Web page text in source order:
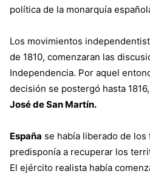
política de la monarquía
Los movimientos
de 1810, comenzaran las
Independencia. Por aquel
decisión se postergó hasta
José de San Martín.
España se había liberado de
predisponía a recuperar los
El ejército realista había